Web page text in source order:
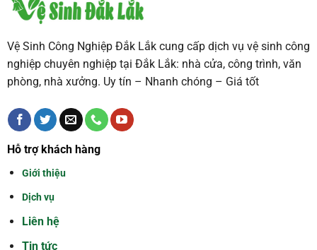
Vệ Sinh Công Nghiệp Đắk Lắk cung cấp dịch vụ vệ sinh công
nghiệp chuyên nghiệp tại Đắk Lắk: nhà cửa, công trình, văn
phòng, nhà xưởng. Uy tín – Nhanh chóng – Giá tốt
Hỗ trợ khách hàng
Giới thiệu
Dịch vụ
Liên hệ
Tin tức